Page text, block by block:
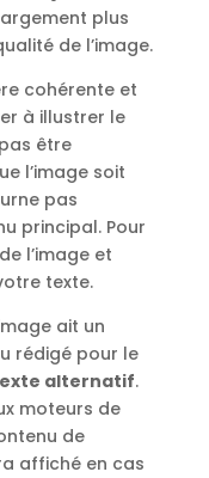
plus
de l’image.
cohérente et
à illustrer le
être
l’image soit
pas
principal. Pour
l’image et
texte.
ait un
rédigé pour le
alternatif.
moteurs de
de
affiché en cas